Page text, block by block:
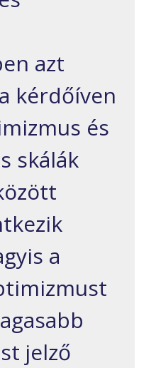
azt
kérdőíven
és
skálák
a
jelző